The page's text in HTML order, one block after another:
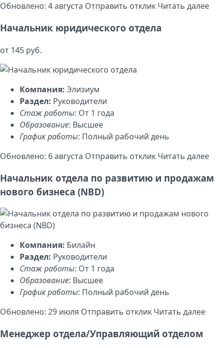
Обновлено: 4 августа Отправить отклик Читать далее
Начальник юридического отдела
от 145 руб.
Компания: Элизиум
Раздел: Руководители
Стаж работы: От 1 года
Образование: Высшее
График работы: Полный рабочий день
Обновлено: 6 августа Отправить отклик Читать далее
Начальник отдела по развитию и продажам
нового бизнеса (NBD)
Компания: Билайн
Раздел: Руководители
Стаж работы: От 1 года
Образование: Высшее
График работы: Полный рабочий день
Обновлено: 29 июля Отправить отклик Читать далее
Менеджер отдела/Управляющий отделом